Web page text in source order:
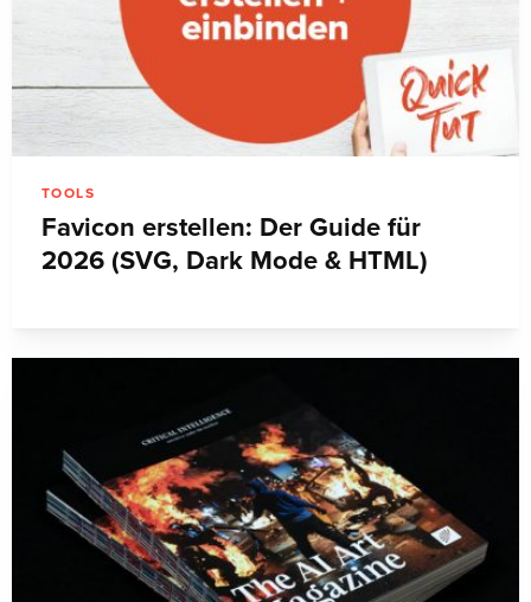
TOOLS
Favicon erstellen: Der Guide für
2026 (SVG, Dark Mode & HTML)